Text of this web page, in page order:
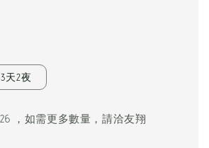
3天2夜
，如需更多數量，請洽友翔